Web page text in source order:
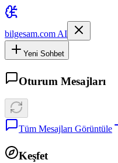
bilgesam.com AI
Yeni Sohbet
Oturum Mesajları
Tüm Mesajları Görüntüle
Keşfet